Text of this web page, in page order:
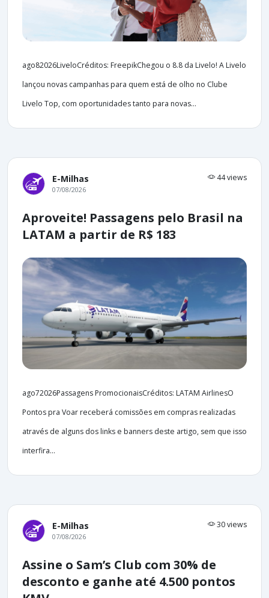
ago82026LiveloCréditos: FreepikChegou o 8.8 da Livelo! A Livelo
lançou novas campanhas para quem está de olho no Clube
Livelo Top, com oportunidades tanto para novas...
E-Milhas 44 views
07/08/2026
Aproveite! Passagens pelo Brasil na
LATAM a partir de R$ 183
ago72026Passagens PromocionaisCréditos: LATAM AirlinesO
Pontos pra Voar receberá comissões em compras realizadas
através de alguns dos links e banners deste artigo, sem que isso
interfira...
E-Milhas 30 views
07/08/2026
Assine o Sam’s Club com 30% de
desconto e ganhe até 4.500 pontos